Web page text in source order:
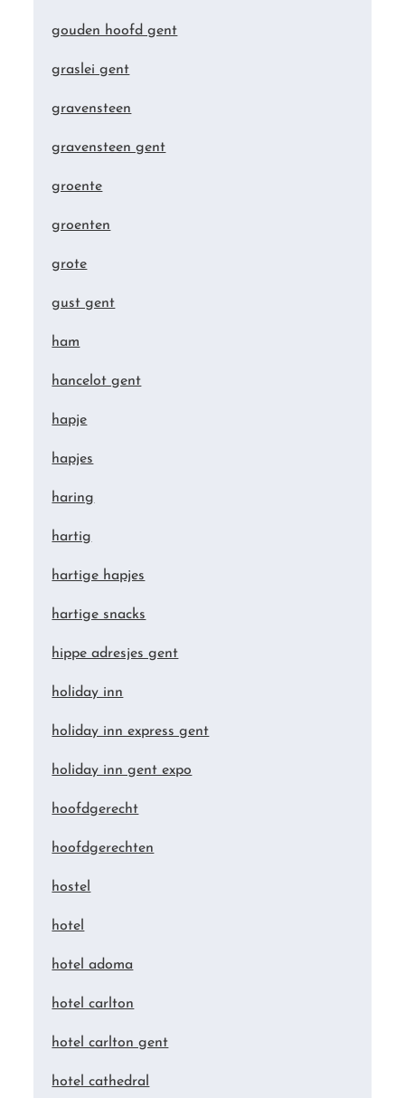
gouden hoofd gent
graslei gent
gravensteen
gravensteen gent
groente
groenten
grote
gust gent
ham
hancelot gent
hapje
hapjes
haring
hartig
hartige hapjes
hartige snacks
hippe adresjes gent
holiday inn
holiday inn express gent
holiday inn gent expo
hoofdgerecht
hoofdgerechten
hostel
hotel
hotel adoma
hotel carlton
hotel carlton gent
hotel cathedral